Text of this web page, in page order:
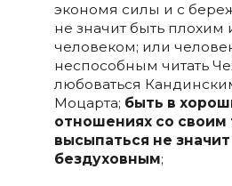
экономя силы и с
не значит быть
человеком; или
неспособным читать
любоваться
Моцарта; быть в
отношениях со своим
высыпаться не
бездуховным;